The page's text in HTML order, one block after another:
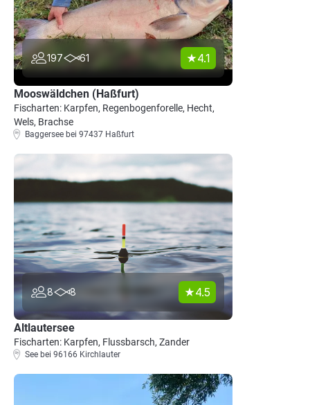
197 61 4.1
Mooswäldchen (Haßfurt)
Fischarten: Karpfen, Regenbogenforelle, Hecht,
Wels, Brachse
Baggersee bei 97437 Haßfurt
8 8 4.5
Altlautersee
Fischarten: Karpfen, Flussbarsch, Zander
See bei 96166 Kirchlauter